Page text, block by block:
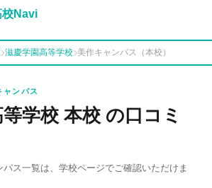
滋慶学園高等学校 美作キャンパス（本校）
ャンパス
学校 本校 の口コミ
ス一覧は、学校ページでご確認いただけま